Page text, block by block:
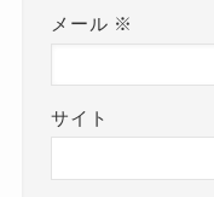
メール ※
サイト